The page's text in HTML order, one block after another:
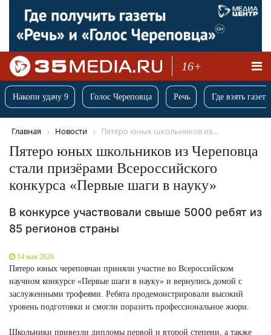
16+
Накопи удачу 9 Голос Череповца Речь Где взять
Главная Новости Пятеро юных школьников из...
Пятеро юных школьников из Череповца
стали призёрами Всероссийского
конкурса «Первые шаги в науку»
В конкурсе участвовали свыше 5000 ребят из
85 регионов страны
14 мая 2026
Пятеро юных череповчан приняли участие во Всероссийском
научном конкурсе «Первые шаги в науку» и вернулись домой с
заслуженными трофеями. Ребята продемонстрировали высокий
уровень подготовки и смогли поразить профессиональное жюри.
Школьники привезли дипломы первой и второй степени, а также